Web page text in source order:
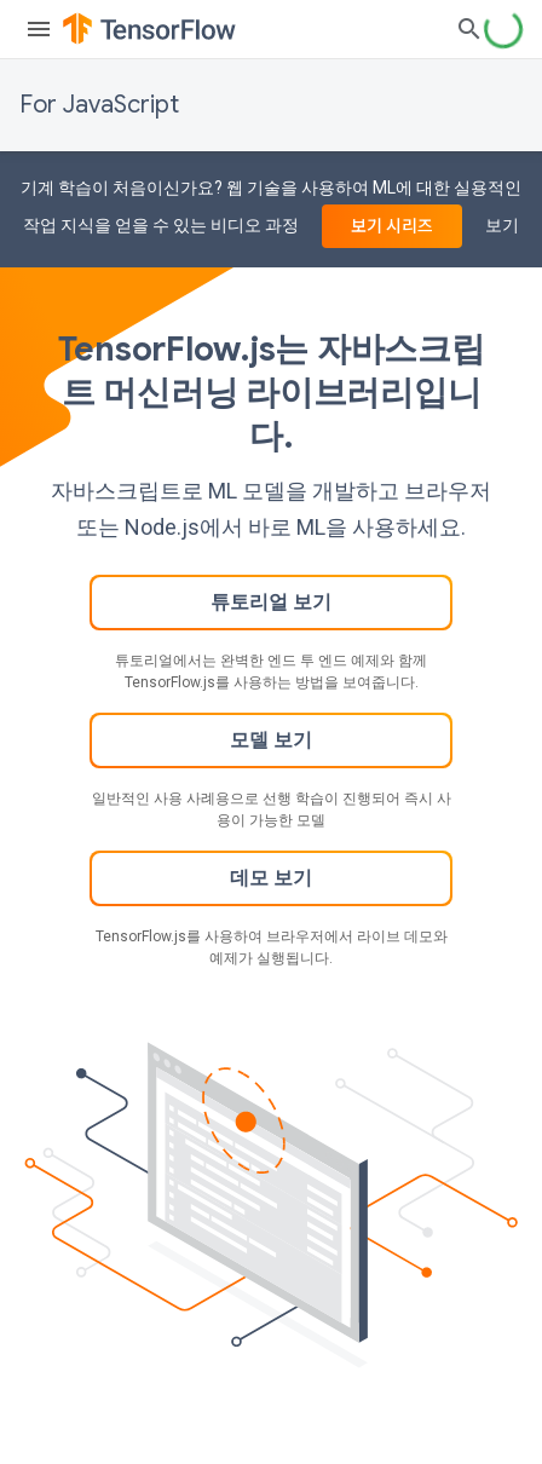
For JavaScript
기계 학습이 처음이신가요? 웹 기술을 사용하여 ML에 대한 실용적인
작업 지식을 얻을 수 있는 비디오 과정
보기 시리즈 보기
TensorFlow.js는 자바스크립
트 머신러닝 라이브러리입니
다.
자바스크립트로 ML 모델을 개발하고 브라우저
또는 Node.js에서 바로 ML을 사용하세요.
튜토리얼 보기
튜토리얼에서는 완벽한 엔드 투 엔드 예제와 함께
TensorFlow.js를 사용하는 방법을 보여줍니다.
모델 보기
일반적인 사용 사례용으로 선행 학습이 진행되어 즉시 사
용이 가능한 모델
데모 보기
TensorFlow.js를 사용하여 브라우저에서 라이브 데모와
예제가 실행됩니다.